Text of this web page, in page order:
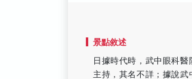
景點敘述
日據時代時，武中眼科
主持，其名不詳；據說